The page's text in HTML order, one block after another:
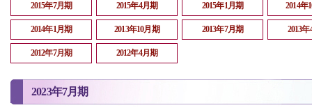
2015年7月期 2015年4月期 2015年1月期 2014年
2014年1月期 2013年10月期 2013年7月期 2013
2012年7月期 2012年4月期
2023年7月期